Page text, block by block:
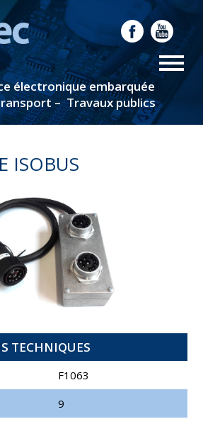
électronique embarquée
– Travaux publics
ISOBUS
TECHNIQUES
F1063
9